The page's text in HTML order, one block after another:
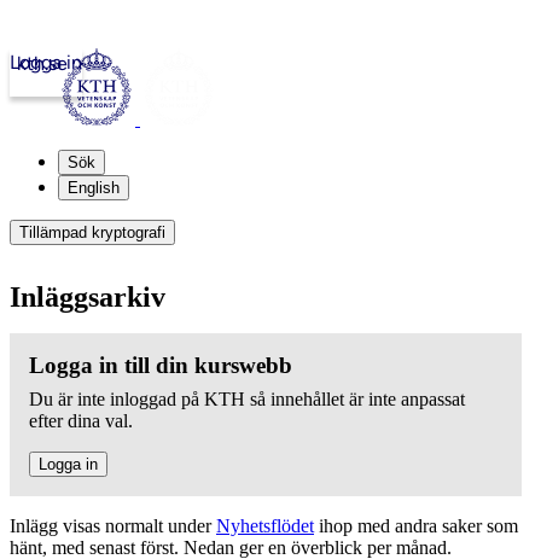
kth.se
Logga in
Sök
English
Tillämpad kryptografi
Inläggsarkiv
Logga in till din kurswebb
Du är inte inloggad på KTH så innehållet är inte anpassat
efter dina val.
Logga in
Inlägg visas normalt underNyhetsflödet ihop med andra saker som
hänt, med senast först. Nedan ger en överblick per månad.